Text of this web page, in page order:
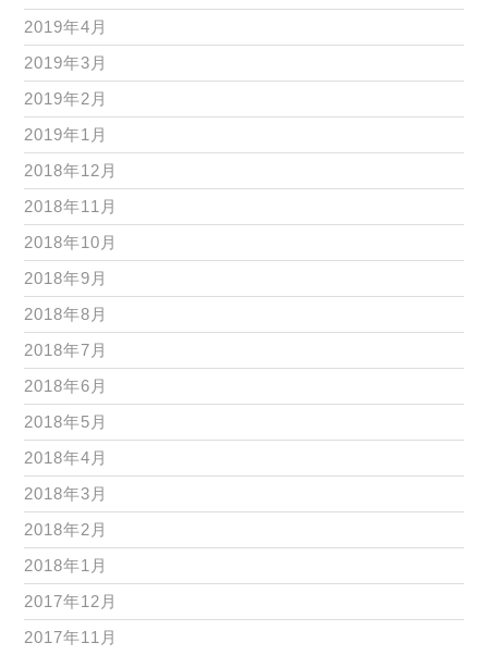
2019年4月
2019年3月
2019年2月
2019年1月
2018年12月
2018年11月
2018年10月
2018年9月
2018年8月
2018年7月
2018年6月
2018年5月
2018年4月
2018年3月
2018年2月
2018年1月
2017年12月
2017年11月